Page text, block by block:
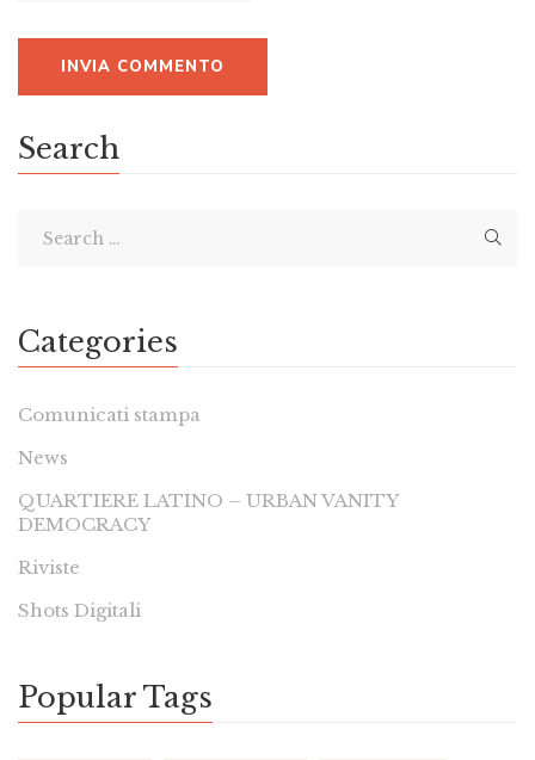
Search
Categories
Comunicati stampa
News
QUARTIERE LATINO – URBAN VANITY
DEMOCRACY
Riviste
Shots Digitali
Popular Tags